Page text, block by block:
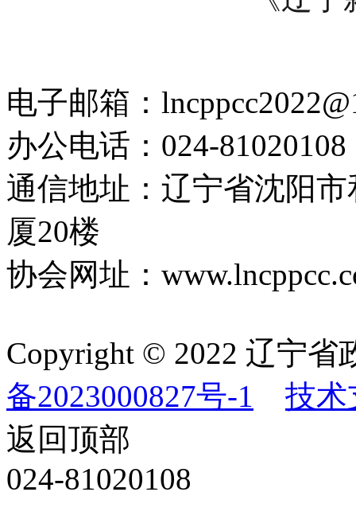
电子邮箱：
办公电话：024-81020108
通信地址：辽宁省沈阳
厦20楼
协会网址：
Copyright © 2022 辽宁
备2023000827号-1
技术
返回顶部
024-81020108